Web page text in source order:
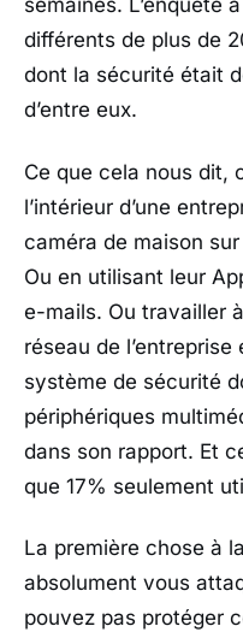
semaines. L’enquête
différents de plus de
dont la sécurité était
d’entre eux.
Ce que cela nous dit,
l’intérieur d’une
caméra de maison
Ou en utilisant leur
e-mails. Ou travailler
réseau de
système de sécurité
périphériques
dans son rapport. Et
que 17% seulement
La première chose à
absolument vous
pouvez pas protéger